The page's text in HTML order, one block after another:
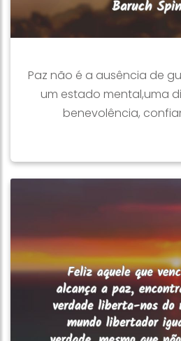
Paz não é a ausência de
um estado mental,uma
benevolência,